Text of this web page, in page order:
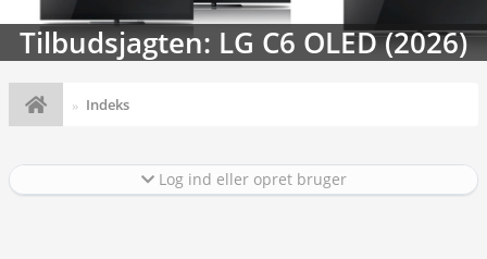
OLED (2026) Streaming-
Indeks
Log ind eller opret bruger